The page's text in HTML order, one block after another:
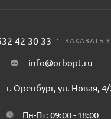
42 30 33 ЗАКАЗАТЬ
info@orbopt.ru
г. Оренбург, ул. Новая, 4/
Пн-Пт: 09:00 - 18:00